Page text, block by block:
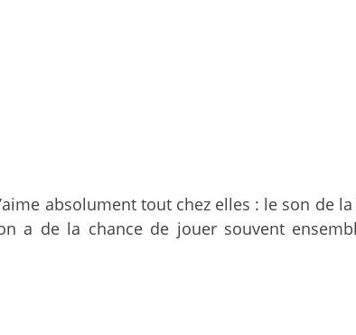
absolument tout chez elles : le son de
a de la chance de jouer souvent